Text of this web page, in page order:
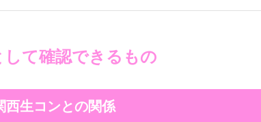
して確認できるもの
西生コンとの関係